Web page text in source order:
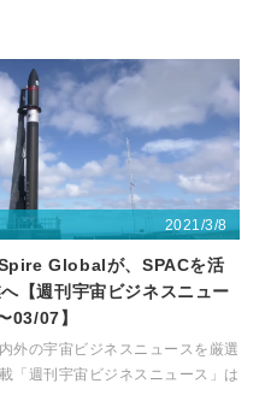
2021/3/8
Globalが、SPACを活
【週刊宇宙ビジネスニュー
03/07】
外の宇宙ビジネスニュースを厳選
「週刊宇宙ビジネスニュース」は